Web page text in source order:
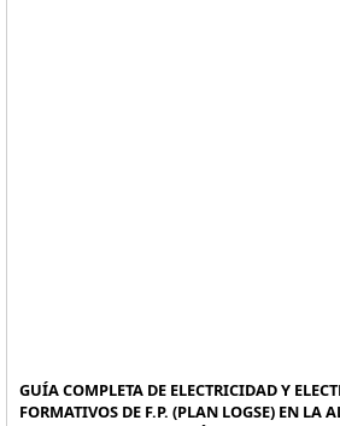
GUÍA COMPLETA DE ELECTRICIDAD Y
FORMATIVOS DE F.P. (PLAN LOGSE) EN LA